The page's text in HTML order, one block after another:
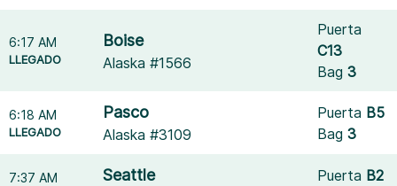
6:17 AM
LLEGADO
Boise
Alaska #1566
Puerta
C13
Bag3
6:18 AM
LLEGADO
Pasco
Alaska #3109
Puerta B5
Bag3
7:37 AM Seattle Puerta B2